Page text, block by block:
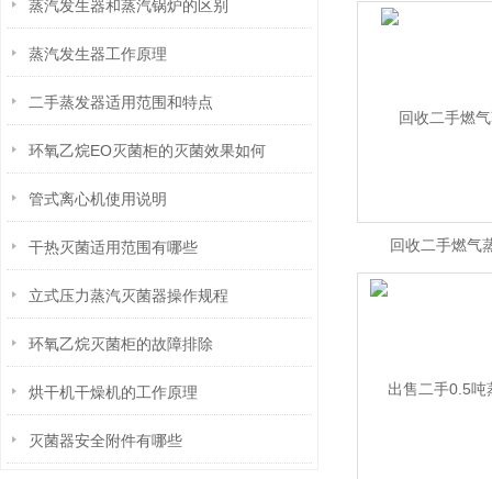
蒸汽发生器和蒸汽锅炉的区别
蒸汽发生器工作原理
二手蒸发器适用范围和特点
环氧乙烷EO灭菌柜的灭菌效果如何
管式离心机使用说明
干热灭菌适用范围有哪些
立式压力蒸汽灭菌器操作规程
环氧乙烷灭菌柜的故障排除
烘干机干燥机的工作原理
灭菌器安全附件有哪些
回收二手燃气